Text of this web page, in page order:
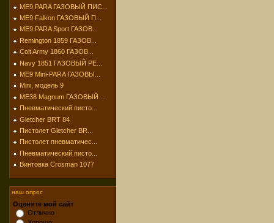
МЕ9 PARA ГАЗОВЫЙ ПИС...
МЕ9 Falkon ГАЗОВЫЙ П...
МЕ9 PARA Sport ГАЗОВ...
Remington 1859 ГАЗОВ...
Colt Army 1860 ГАЗОВ...
Navy 1851 ГАЗОВЫЙ РЕ...
МЕ9 Mini-PARA ГАЗОВЫ...
Mini, модель 9
МЕ38 Magnum ГАЗОВЫЙ ...
Пневматический писто...
Gletcher BRT 84
Пистолет Gletcher BR...
Пистолет пневматичес...
Пневматический писто...
Винтовка Crosman 1077
наш опрос
Оцените мой сайт
Отлично